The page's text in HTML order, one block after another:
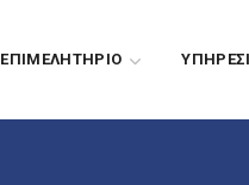
ΕΠΙΜΕΛΗΤΗΡΙΟ